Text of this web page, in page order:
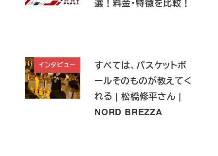
選！料金・特徴を比較！
インタビュー
すべては、バスケットボ
ールそのものが教えてく
れる | 松橋修平さん |
NORD BREZZA